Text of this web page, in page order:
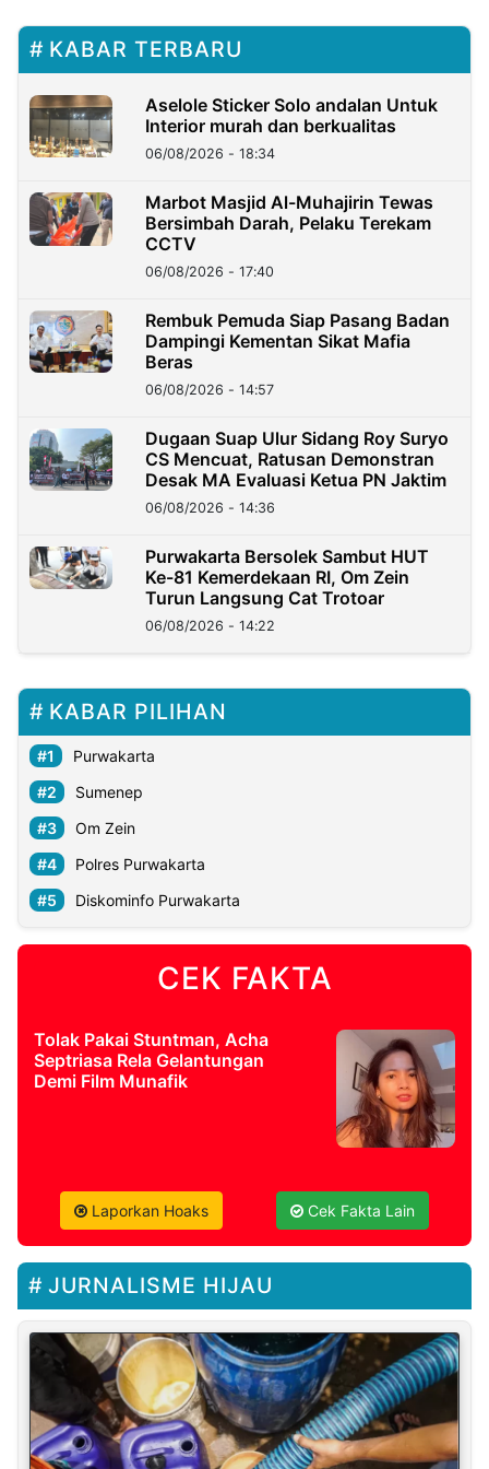
KABAR TERBARU
Aselole Sticker Solo andalan Untuk
Interior murah dan berkualitas
06/08/2026 - 18:34
Marbot Masjid Al-Muhajirin Tewas
Bersimbah Darah, Pelaku Terekam
CCTV
06/08/2026 - 17:40
Rembuk Pemuda Siap Pasang Badan
Dampingi Kementan Sikat Mafia
Beras
06/08/2026 - 14:57
Dugaan Suap Ulur Sidang Roy Suryo
CS Mencuat, Ratusan Demonstran
Desak MA Evaluasi Ketua PN Jaktim
06/08/2026 - 14:36
Purwakarta Bersolek Sambut HUT
Ke-81 Kemerdekaan RI, Om Zein
Turun Langsung Cat Trotoar
06/08/2026 - 14:22
KABAR PILIHAN
Purwakarta
Sumenep
Om Zein
Polres Purwakarta
Diskominfo Purwakarta
CEK FAKTA
Tolak Pakai Stuntman, Acha
Septriasa Rela Gelantungan
Demi Film Munafik
Laporkan Hoaks Cek Fakta Lain
JURNALISME HIJAU